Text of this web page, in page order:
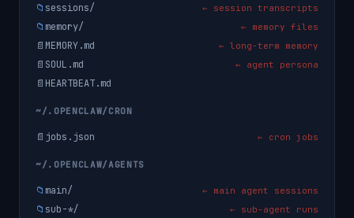
📁 sessions/ ← session transcripts
📁 memory/ ← memory files
📄 MEMORY.md ← long-term memory
📄 SOUL.md ← agent persona
📄 HEARTBEAT.md
~/.OPENCLAW/CRON
📄 jobs.json ← cron jobs
~/.OPENCLAW/AGENTS
📁 main/ ← main agent sessions
📁 sub-*/ ← sub-agent runs